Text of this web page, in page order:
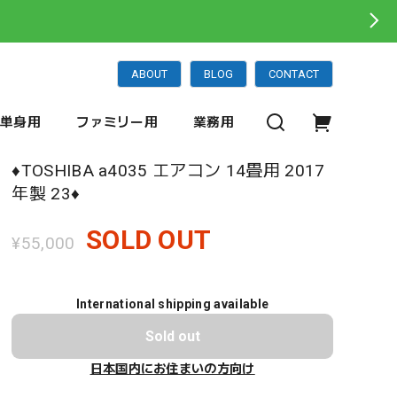
ABOUT BLOG CONTACT
単身用 ファミリー用 業務用
♦️TOSHIBA a4035 エアコン 14畳用 2017
年製 23♦️
¥55,000 SOLD OUT
International shipping available
Sold out
日本国内にお住まいの方向け